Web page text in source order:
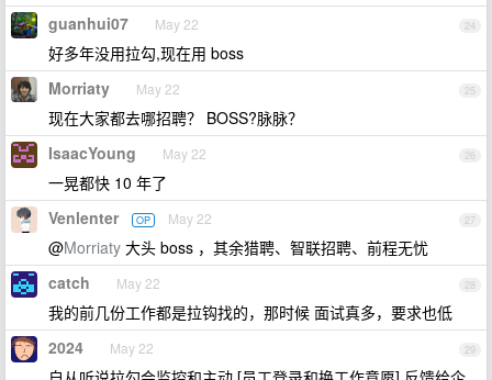
24
guanhui07 May 22
好多年没用拉勾,现在用 boss
25
Morriaty May 22
现在大家都去哪招聘？ BOSS?脉脉？
26
IsaacYoung May 22
一晃都快 10 年了
27
Venlenter OP May 22
@Morriaty 大头 boss ，其余猎聘、智联招聘、前程无忧
28
catch May 22
我的前几份工作都是拉钩找的，那时候 面试真多，要求也低
29
2024 May 22